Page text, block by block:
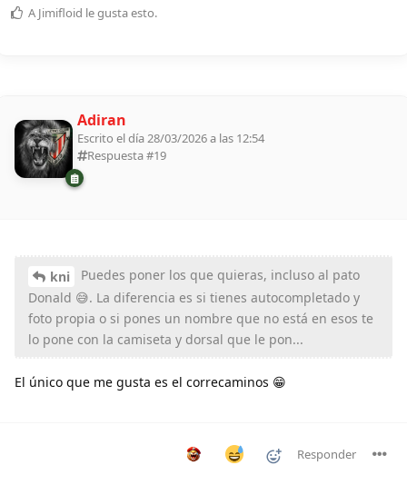
A Jimifloid le gusta esto.
Adiran
Escrito el día 28/03/2026 a las 12:54
Respuesta #19
kni
Puedes poner los que quieras, incluso al pato
Donald 😅. La diferencia es si tienes autocompletado y
foto propia o si pones un nombre que no está en esos te
lo pone con la camiseta y dorsal que le pon...
El único que me gusta es el correcaminos 😁
Responder